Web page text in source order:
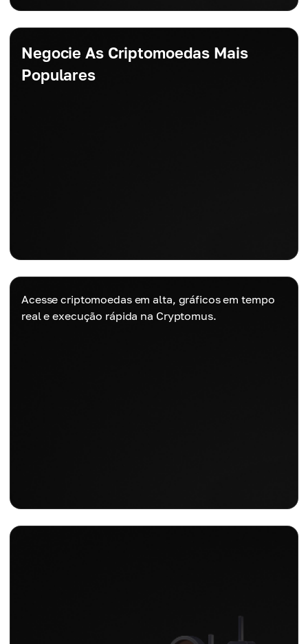
Negocie As Criptomoedas Mais
Populares
Acesse criptomoedas em alta, gráficos em tempo
real e execução rápida na Cryptomus.